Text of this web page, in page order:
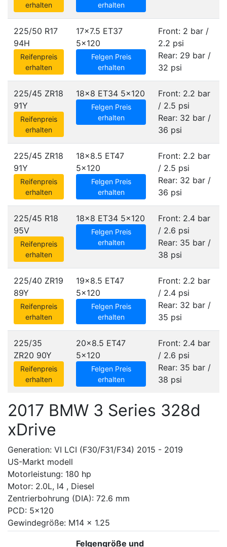
erhalten
erhalten
225/50 R17
94H
Reifenpreis
erhalten
17x7.5 ET37
5x120
Felgen Preis
erhalten
Front: 2 bar /
2.2 psi
Rear: 29 bar /
32 psi
225/45 ZR18
91Y
Reifenpreis
erhalten
18x8 ET34 5x120
Felgen Preis
erhalten
Front: 2.2 bar
/ 2.5 psi
Rear: 32 bar /
36 psi
225/45 ZR18
91Y
Reifenpreis
erhalten
18x8.5 ET47
5x120
Felgen Preis
erhalten
Front: 2.2 bar
/ 2.5 psi
Rear: 32 bar /
36 psi
225/45 R18
95V
Reifenpreis
erhalten
18x8 ET34 5x120
Felgen Preis
erhalten
Front: 2.4 bar
/ 2.6 psi
Rear: 35 bar /
38 psi
225/40 ZR19
89Y
Reifenpreis
erhalten
19x8.5 ET47
5x120
Felgen Preis
erhalten
Front: 2.2 bar
/ 2.4 psi
Rear: 32 bar /
35 psi
225/35
ZR20 90Y
Reifenpreis
erhalten
20x8.5 ET47
5x120
Felgen Preis
erhalten
Front: 2.4 bar
/ 2.6 psi
Rear: 35 bar /
38 psi
2017 BMW 3 Series 328d
xDrive
Generation: VI LCI (F30/F31/F34) 2015 - 2019
US-Markt modell
Motorleistung: 180 hp
Motor: 2.0L, I4 , Diesel
Zentrierbohrung (DIA): 72.6 mm
PCD: 5x120
Gewindegröße: M14 x 1.25
Felgengröße und